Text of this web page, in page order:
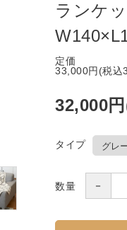
ランケ
定価
33,000円(税込
32,000
タイプ
数量 －